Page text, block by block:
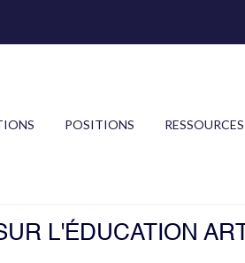
POSITIONS RESSOURCES
L'ÉDUCATION